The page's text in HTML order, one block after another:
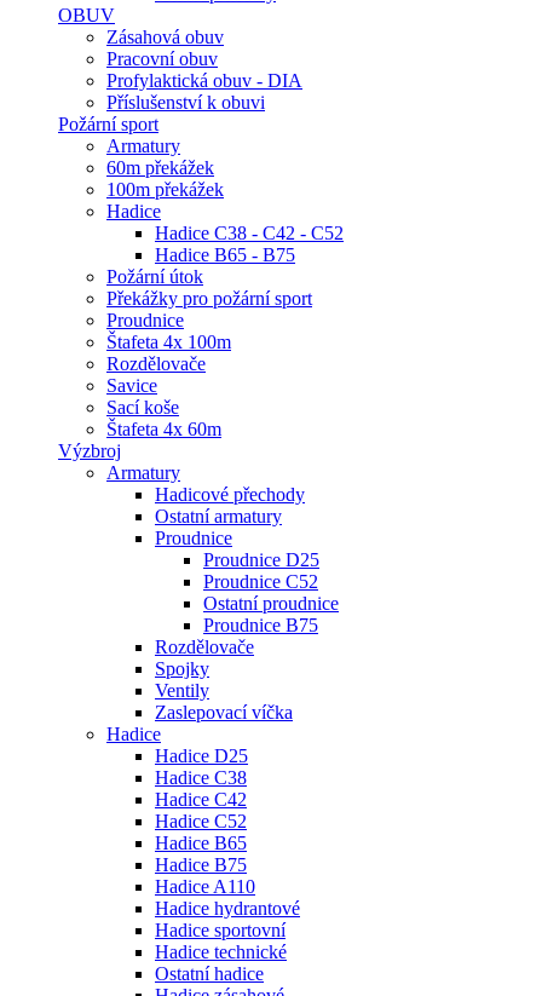
OBUV
Zásahová obuv
Pracovní obuv
Profylaktická obuv - DIA
Příslušenství k obuvi
Požární sport
Armatury
60m překážek
100m překážek
Hadice
Hadice C38 - C42 - C52
Hadice B65 - B75
Požární útok
Překážky pro požární sport
Proudnice
Štafeta 4x 100m
Rozdělovače
Savice
Sací koše
Štafeta 4x 60m
Výzbroj
Armatury
Hadicové přechody
Ostatní armatury
Proudnice
Proudnice D25
Proudnice C52
Ostatní proudnice
Proudnice B75
Rozdělovače
Spojky
Ventily
Zaslepovací víčka
Hadice
Hadice D25
Hadice C38
Hadice C42
Hadice C52
Hadice B65
Hadice B75
Hadice A110
Hadice hydrantové
Hadice sportovní
Hadice technické
Ostatní hadice